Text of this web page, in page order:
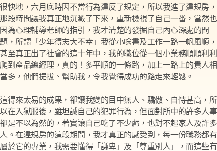
很快地，六月底時因不當行為違反了規定，所以我進了違規房，
那段時間讓我真正地沉澱了下來，重新檢視了自己一番，當然也
因為心理輔導老師的指引，我才清楚的發掘自己內心深處的問
題，所謂「少年得志大不幸」我從小唸書及工作一路一帆風順，
甚至真正出了社會的這十年中，我的職位從一個小業務順順利利
爬到產品總經理，真的！多平順的一條路，加上一路上的貴人相
當多，他們提拔、幫助我，令我覺得成功的路走來輕鬆。
這得來太易的成果，卻讓我變的目中無人、驕傲、自恃甚高，所
以在入獄服後，雖坦誠自己的犯罪行為，但面對所中的許多人事
卻是不以為然的，著實讓自己吃了不少虧，也對不起家人及許多
人。在違規房的這段期間，我才真正的感受到，每一份職務都有
屬於它的專業，我需要懂得「謙卑」及「尊重別人」，而這些有